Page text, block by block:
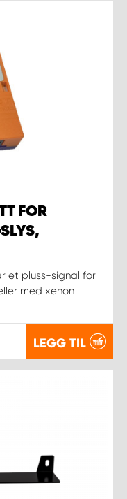
FOR
et pluss-signal for
med xenon-
LEGG TIL